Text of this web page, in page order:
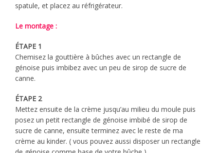
spatule, et placez au réfrigérateur.
Le montage :
ÉTAPE 1
Chemisez la gouttière à bûches avec un rectangle de
génoise puis imbibez avec un peu de sirop de sucre de
canne.
ÉTAPE 2
Mettez ensuite de la crème jusqu’au milieu du moule puis
posez un petit rectangle de génoise imbibé de sirop de
sucre de canne, ensuite terminez avec le reste de ma
crème au kinder. ( vous pouvez aussi disposer un rectangle